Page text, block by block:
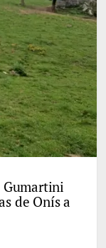
Gumartini
de Onís a